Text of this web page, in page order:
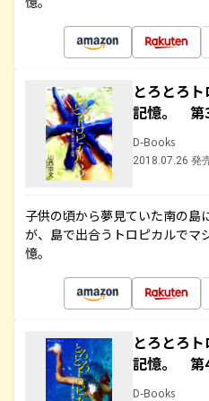
とろとろ
記憶。 第
D-Books
2018.07.26 発
子供の頃から夢見ていた南の島
が、島で出合うトロピカルでマ
憶。
とろとろ
記憶。 第
D-Books